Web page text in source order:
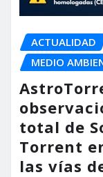
ACTUALIDAD
MEDIO
total de
Torrent
las vías